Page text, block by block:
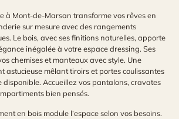
à Mont-de-Marsan transforme vos rêves en
sur mesure avec des rangements
Le bois, avec ses finitions naturelles, apporte
inégalée à votre espace dressing. Ses
chemises et manteaux avec style. Une
astucieuse mêlant tiroirs et portes coulissantes
disponible. Accueillez vos pantalons, cravates
bien pensés.
en bois module l’espace selon vos besoins.